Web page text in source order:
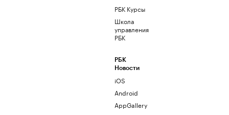
РБК Курсы
Школа
управления
РБК
РБК
Новости
iOS
Android
AppGallery